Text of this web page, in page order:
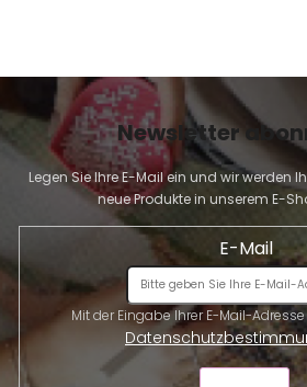
e
Newsletter
Legen Sie Ihre E-Mail ein und wir werden
neue Produkte in unserem E-
E-Mail